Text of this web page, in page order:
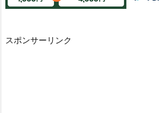
スポンサーリンク